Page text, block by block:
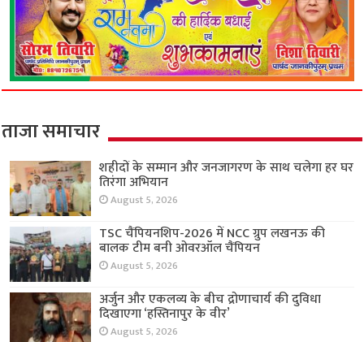
ताजा समाचार
शहीदों के सम्मान और जनजागरण के साथ चलेगा हर घर
तिरंगा अभियान
August 5, 2026
TSC चैंपियनशिप-2026 में NCC ग्रुप लखनऊ की
बालक टीम बनी ओवरऑल चैंपियन
August 5, 2026
अर्जुन और एकलव्य के बीच द्रोणाचार्य की दुविधा
दिखाएगा ‘हस्तिनापुर के वीर’
August 5, 2026